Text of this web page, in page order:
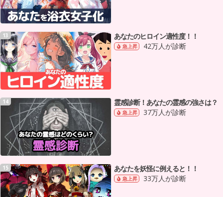
13 あなたのヒロイン適性度！！
急上昇 42万人が診断
14 霊感診断！あなたの霊感の強さは？
急上昇 37万人が診断
15 あなたを妖怪に例えると！！
急上昇 33万人が診断